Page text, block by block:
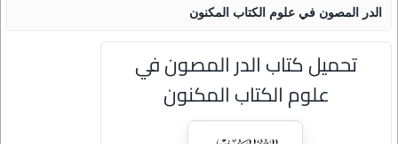
الدر المصون في علوم الكتاب المكنون
تحميل كتاب الدر المصون في
علوم الكتاب المكنون